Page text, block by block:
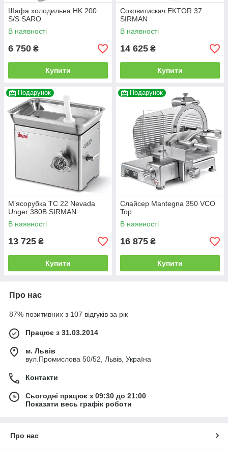
Шафа холодильна HK 200
S/S SARO
В наявності
6 750 ₴
Купити
Соковитискач EKTOR 37
SIRMAN
В наявності
14 625 ₴
Купити
Подарунок
М’ясорубка TC 22 Nevada
Unger 380В SIRMAN
В наявності
13 725 ₴
Купити
Подарунок
Слайсер Mantegna 350 VCO
Top
В наявності
16 875 ₴
Купити
Про нас
87% позитивних з 107 відгуків за рік
Працює з 31.03.2014
м. Львів
вул.Промислова 50/52, Львів, Україна
Контакти
Сьогодні працює з 09:30 до 21:00
Показати весь графік роботи
Про нас